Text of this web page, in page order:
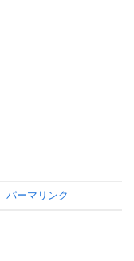
パーマリンク